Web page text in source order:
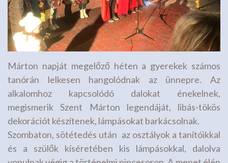
Márton napját megelőző héten a gyerekek számos
tanórán lelkesen hangolódnak az ünnepre. Az
alkalomhoz kapcsolódó dalokat énekelnek,
megismerik Szent Márton legendáját, libás-tökös
dekorációt készítenek, lámpásokat barkácsolnak.
Szombaton, sötétedés után az osztályok a tanítóikkal
és a szülők kíséretében kis lámpásokkal, dalolva